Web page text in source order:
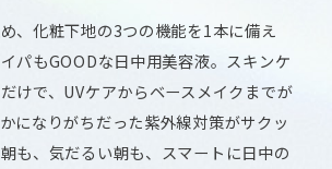
、化粧下地の3つの機能を1本に備え
パもGOODな日中用美容液。スキンケ
けで、UVケアからベースメイクまでが
になりがちだった紫外線対策がサクッ
も、気だるい朝も、スマートに日中の